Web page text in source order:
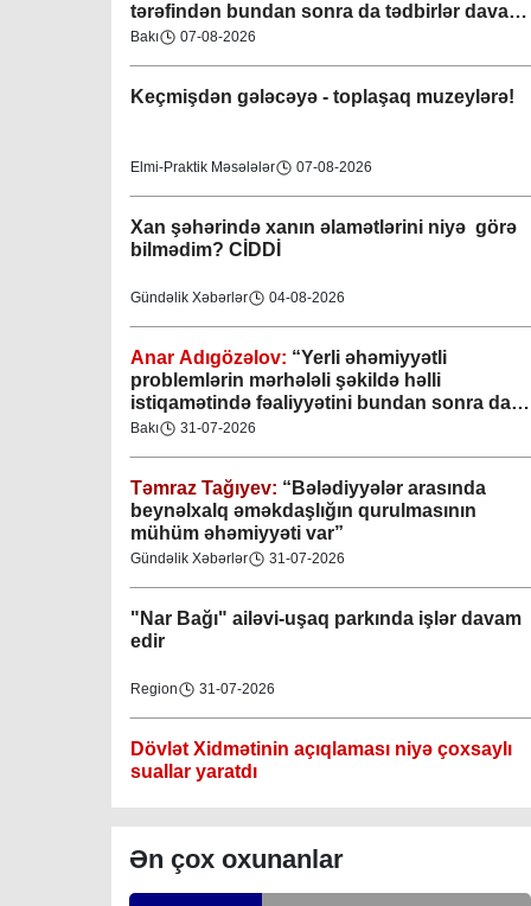
tərəfindən bundan sonra da tədbirlər davam
etdiriləcəkdir”
Bakı 07-08-2026
Keçmişdən gələcəyə - toplaşaq muzeylərə!
Elmi-Praktik Məsələlər 07-08-2026
Xan şəhərində xanın əlamətlərini niyə görə
bilmədim? CİDDİ
Gündəlik Xəbərlər 04-08-2026
Anar Adıgözəlov: “Yerli əhəmiyyətli
problemlərin mərhələli şəkildə həlli
istiqamətində fəaliyyətini bundan sonra da
davam etdirəcəkdir
Bakı 31-07-2026
Təmraz Tağıyev: “Bələdiyyələr arasında
beynəlxalq əməkdaşlığın qurulmasının
mühüm əhəmiyyəti var”
Gündəlik Xəbərlər 31-07-2026
"Nar Bağı" ailəvi-uşaq parkında işlər davam
edir
Region 31-07-2026
Dövlət Xidmətinin açıqlaması niyə çoxsaylı
suallar yaratdı
Məhkəmə prosesi ilə bağlı yerində baxış
keçirilib
Ən çox oxunanlar
Gəncə şəhəri Nizami bələdiyyəsi
08-04-2023
M.Ə.Rəsuzladə bələdiyyəsi
07-04-2023
Xətai bələdiyyəsi
Mingəçevir bələdiyyəsi
Nəsimi bələdiyyəsi